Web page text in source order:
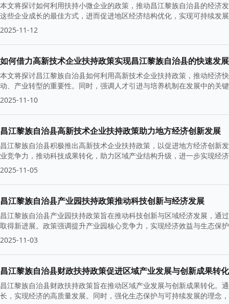
本文将探讨如何利用扶持小微企业的政策，推动昌江黎族自治县的经济
这些企业成长的最佳方式，进而促进地区经济结构优化，实现可持续发
2025-11-12
如何借力高新技术企业扶持政策实现昌江黎族自治县的快速发
本文将探讨昌江黎族自治县如何利用高新技术企业扶持政策，推动经济
动、产业转型的重要性。同时，强调人才引进与培养机制在发展中的关
2025-11-10
昌江黎族自治县高新技术企业扶持政策助力地方经济创新发展
昌江黎族自治县积极推出高新技术企业扶持政策，以促进地方经济创新
业竞争力，推动科技成果转化，助力区域产业结构升级，进一步实现经
技术企业落户。
2025-11-05
昌江黎族自治县产业园扶持政策推动科技创新与经济发展
昌江黎族自治县产业园扶持政策旨在推动科技创新与区域经济发展，通
取得新进展。政策强调提升产业园核心竞争力，实现经济效益与生态保
2025-11-03
昌江黎族自治县财政扶持政策促进区域产业发展与创新成果转化
昌江黎族自治县财政扶持政策旨在推动区域产业发展与创新成果转化。
长，实现经济的高质量发展。同时，强化生态保护与可持续发展的理念